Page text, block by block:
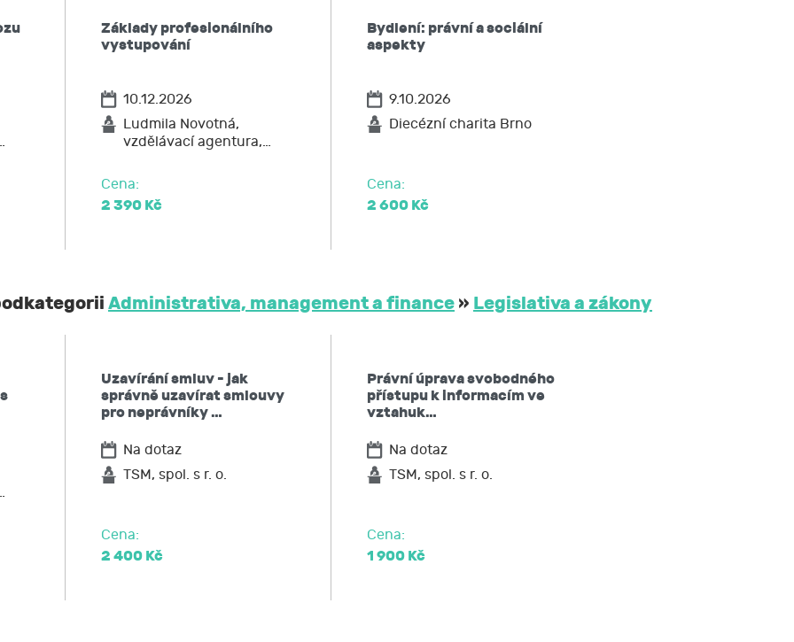
JCMM přístup k těmto údajům a tyto nechat aktualizovat nebo opravit,
JCMM výmaz těchto osobních údajů
údajů,
u Úřadu pro ochranu osobních údajů nebo se obrátit na soud.
Základy profesionálního
vystupování
10.12.2026
Ludmila Novotná,
vzdělávací agentura,…
Cena:
2 390 Kč
Bydlení: právní a sociální
aspekty
9.10.2026
Diecézní charita Brno
Cena:
2 600 Kč
Administrativa, management a finance » Legislativa a zákony
Uzavírání smluv - jak
správně uzavírat smlouvy
pro neprávníky …
Na dotaz
TSM, spol. s r. o.
Cena:
2 400 Kč
Právní úprava svobodného
přístupu k informacím ve
vztahuk…
Na dotaz
TSM, spol. s r. o.
Cena:
1 900 Kč